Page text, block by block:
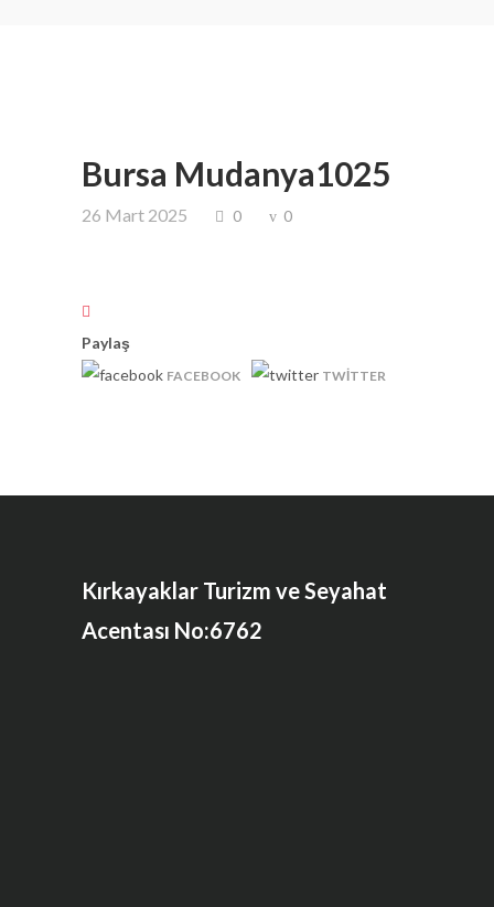
Bursa Mudanya1025
26 Mart 2025 0 0
Paylaş
FACEBOOK TWITTER
Kırkayaklar Turizm ve Seyahat
Acentası No:6762